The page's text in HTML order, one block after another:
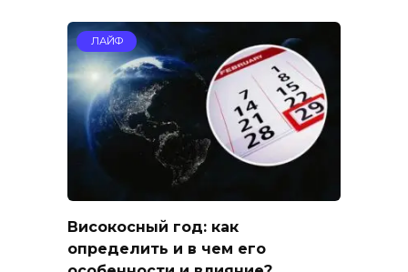
ЛАЙФ
Високосный год: как
определить и в чем его